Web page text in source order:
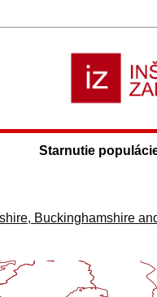
Starnutie
Buckinghamshire